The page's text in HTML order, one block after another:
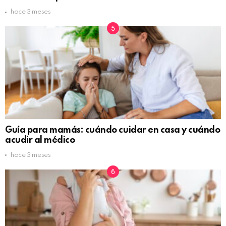
hace 3 meses
Guía para mamás: cuándo cuidar en casa y cuándo
acudir al médico
hace 3 meses